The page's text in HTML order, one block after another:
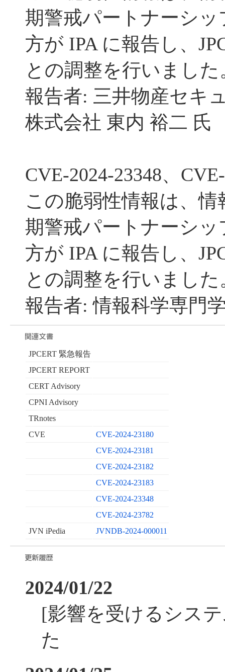
期警戒パートナーシ
方が IPA に報告し、
との調整を行いました
報告者: 三井物産セキ
株式会社 東内 裕二 氏
CVE-2024-23348、
この脆弱性情報は、
期警戒パートナーシ
方が IPA に報告し、
との調整を行いました
報告者: 情報科学専門
JPCERT 緊急報告
JPCERT REPORT
CERT Advisory
CPNI Advisory
TRnotes
CVE
CVE-2024-23180
CVE-2024-23181
CVE-2024-23182
CVE-2024-23183
CVE-2024-23348
CVE-2024-23782
JVN iPedia
JVNDB-2024-000011
2024/01/22
[影響を受けるシス
た